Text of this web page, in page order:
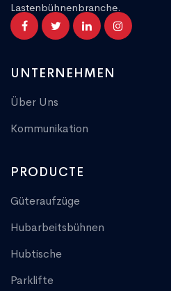
Lastenbühnenbranche.
UNTERNEHMEN
Über Uns
Kommunikation
PRODUCTE
Güteraufzüge
Hubarbeitsbühnen
Hubtische
Parklifte